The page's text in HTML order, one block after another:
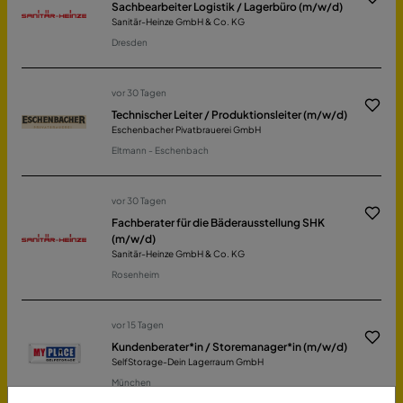
Sachbearbeiter Logistik / Lagerbüro (m/w/d)
Sanitär-Heinze GmbH & Co. KG
Dresden
vor 30 Tagen
Technischer Leiter / Produktionsleiter (m/w/d)
Eschenbacher Pivatbrauerei GmbH
Eltmann - Eschenbach
vor 30 Tagen
Fachberater für die Bäderausstellung SHK
(m/w/d)
Sanitär-Heinze GmbH & Co. KG
Rosenheim
vor 15 Tagen
Kundenberater*in / Storemanager*in (m/w/d)
SelfStorage-Dein Lagerraum GmbH
München